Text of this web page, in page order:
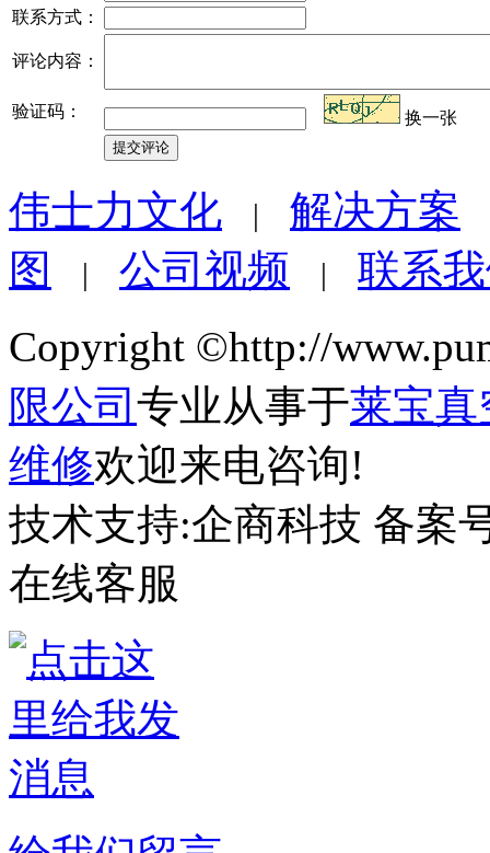
联系方式：
评论内容：
验证码： 换一张
伟士力文化 | 解决方案
图 | 公司视频 | 联系
Copyright ©http://
限公司 专业从事于莱宝真
维修欢迎来电咨询!
技术支持:企商科技 备案
在线客服